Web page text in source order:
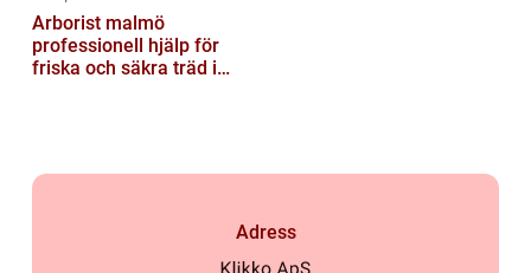
Arborist malmö
professionell hjälp för
friska och säkra träd i
Adress